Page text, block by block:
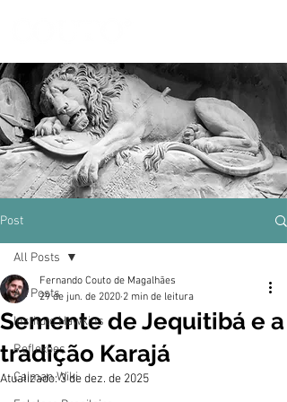
Post
All Posts
Instituto Hawkins
Reflexões
Caiman Wiki
All Posts
Semente de Jequitibá e a
tradição Karajá
Fernando Couto de Magalhães
29 de jun. de 2020 2 min de leitura
Atualizado:3 de dez. de 2025